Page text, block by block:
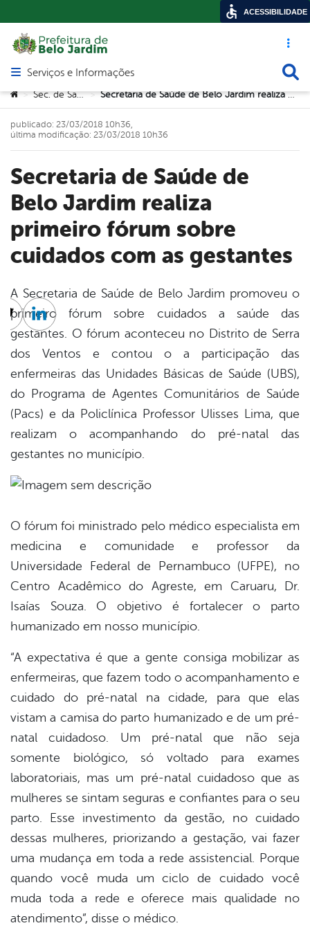
Acesso
Abrir menu principal de navegação
Serviços e Informações
Você está aqui:
> Sec. de Saúde > Secretaria de Saúde de Belo Jardim realiza primeiro fórum sobre cuidados com as gestantes
Secretaria de Saúde de
Belo Jardim realiza
primeiro fórum sobre
cuidados com as gestantes
publicado: 23/03/2018 10h36,
última modificação: 23/03/2018 10h36
A Secretaria de Saúde de Belo Jardim promoveu o
primeiro fórum sobre cuidados a saúde das
gestantes. O fórum aconteceu no Distrito de Serra
dos Ventos e contou o a participação das
enfermeiras das Unidades Básicas de Saúde (UBS),
do Programa de Agentes Comunitários de Saúde
(Pacs) e da Policlínica Professor Ulisses Lima, que
realizam o acompanhando do pré-natal das
gestantes no município.
O fórum foi ministrado pelo médico especialista em
medicina e comunidade e professor da
Universidade Federal de Pernambuco (UFPE), no
Centro Acadêmico do Agreste, em Caruaru, Dr.
Isaías Souza. O objetivo é fortalecer o parto
humanizado em nosso município.
“A expectativa é que a gente consiga mobilizar as
enfermeiras, que fazem todo o acompanhamento e
cuidado do pré-natal na cidade, para que elas
vistam a camisa do parto humanizado e de um pré-
natal cuidadoso. Um pré-natal que não seja
somente biológico, só voltado para exames
laboratoriais, mas um pré-natal cuidadoso que as
mulheres se sintam seguras e confiantes para o seu
parto. Esse investimento da gestão, no cuidado
dessas mulheres, priorizando a gestação, vai fazer
uma mudança em toda a rede assistencial. Porque
quando você muda um ciclo de cuidado você
muda toda a rede e oferece mais qualidade no
atendimento”, disse o médico.
TwitterLinkedin
ACESSIBILIDADE